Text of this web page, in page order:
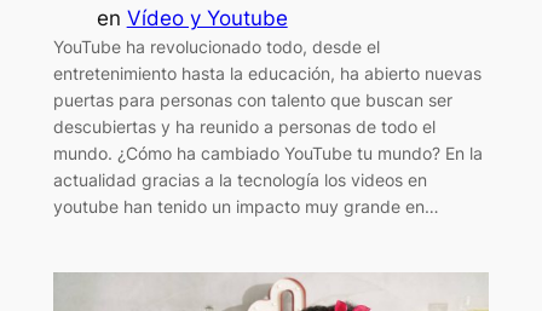
en Vídeo y Youtube
YouTube ha revolucionado todo, desde el
entretenimiento hasta la educación, ha abierto nuevas
puertas para personas con talento que buscan ser
descubiertas y ha reunido a personas de todo el
mundo. ¿Cómo ha cambiado YouTube tu mundo? En la
actualidad gracias a la tecnología los videos en
youtube han tenido un impacto muy grande en…